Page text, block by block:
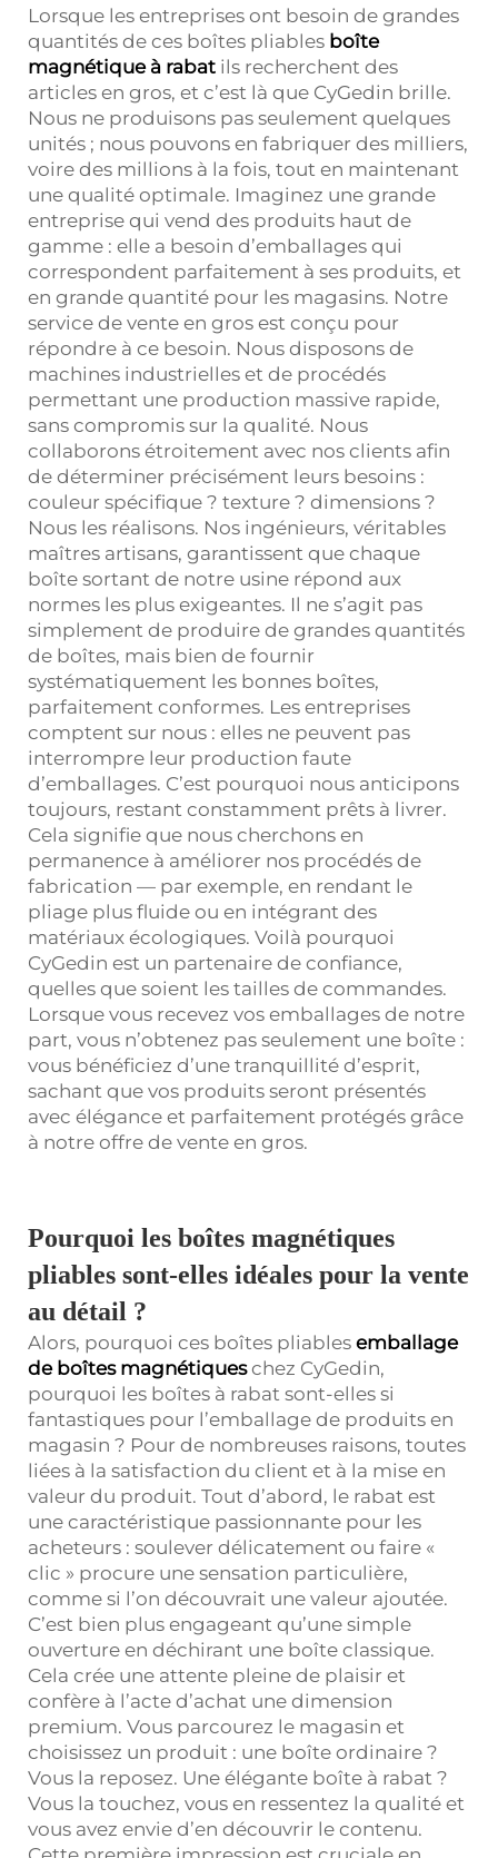
Lorsque les entreprises ont besoin de grandes
quantités de ces boîtes pliables boîte
magnétique à rabat ils recherchent des
articles en gros, et c’est là que CyGedin brille.
Nous ne produisons pas seulement quelques
unités ; nous pouvons en fabriquer des milliers,
voire des millions à la fois, tout en maintenant
une qualité optimale. Imaginez une grande
entreprise qui vend des produits haut de
gamme : elle a besoin d’emballages qui
correspondent parfaitement à ses produits, et
en grande quantité pour les magasins. Notre
service de vente en gros est conçu pour
répondre à ce besoin. Nous disposons de
machines industrielles et de procédés
permettant une production massive rapide,
sans compromis sur la qualité. Nous
collaborons étroitement avec nos clients afin
de déterminer précisément leurs besoins :
couleur spécifique ? texture ? dimensions ?
Nous les réalisons. Nos ingénieurs, véritables
maîtres artisans, garantissent que chaque
boîte sortant de notre usine répond aux
normes les plus exigeantes. Il ne s’agit pas
simplement de produire de grandes quantités
de boîtes, mais bien de fournir
systématiquement les bonnes boîtes,
parfaitement conformes. Les entreprises
comptent sur nous : elles ne peuvent pas
interrompre leur production faute
d’emballages. C’est pourquoi nous anticipons
toujours, restant constamment prêts à livrer.
Cela signifie que nous cherchons en
permanence à améliorer nos procédés de
fabrication — par exemple, en rendant le
pliage plus fluide ou en intégrant des
matériaux écologiques. Voilà pourquoi
CyGedin est un partenaire de confiance,
quelles que soient les tailles de commandes.
Lorsque vous recevez vos emballages de notre
part, vous n’obtenez pas seulement une boîte :
vous bénéficiez d’une tranquillité d’esprit,
sachant que vos produits seront présentés
avec élégance et parfaitement protégés grâce
à notre offre de vente en gros.
Pourquoi les boîtes magnétiques
pliables sont-elles idéales pour la vente
au détail ?
Alors, pourquoi ces boîtes pliables emballage
de boîtes magnétiqueschez CyGedin,
pourquoi les boîtes à rabat sont-elles si
fantastiques pour l’emballage de produits en
magasin ? Pour de nombreuses raisons, toutes
liées à la satisfaction du client et à la mise en
valeur du produit. Tout d’abord, le rabat est
une caractéristique passionnante pour les
acheteurs : soulever délicatement ou faire «
clic » procure une sensation particulière,
comme si l’on découvrait une valeur ajoutée.
C’est bien plus engageant qu’une simple
ouverture en déchirant une boîte classique.
Cela crée une attente pleine de plaisir et
confère à l’acte d’achat une dimension
premium. Vous parcourez le magasin et
choisissez un produit : une boîte ordinaire ?
Vous la reposez. Une élégante boîte à rabat ?
Vous la touchez, vous en ressentez la qualité et
vous avez envie d’en découvrir le contenu.